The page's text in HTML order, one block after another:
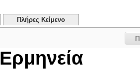
Πλήρες Κείμενο
Ερμηνεία